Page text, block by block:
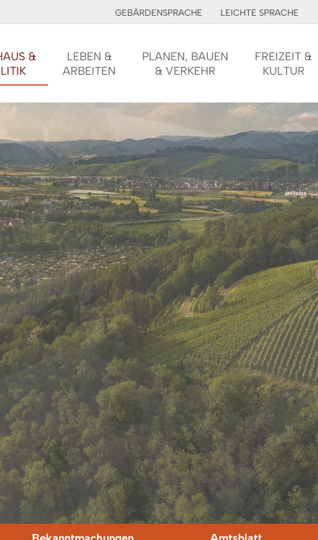
GEBÄRDENSPRACHE LEICHTE SPRACHE
&
LEBEN &
ARBEITEN
PLANEN, BAUEN
& VERKEHR
FREIZEIT &
KULTUR